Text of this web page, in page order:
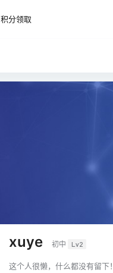
积分领取
xuye 初中 Lv2
这个人很懒，什么都没有留下！